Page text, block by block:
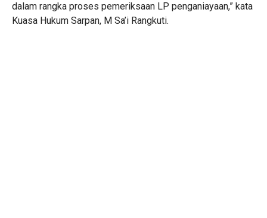
dalam rangka proses pemeriksaan LP penganiayaan,” kata
Kuasa Hukum Sarpan, M Sa’i Rangkuti.